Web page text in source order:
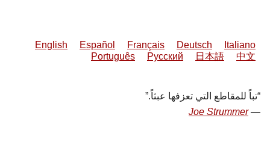
English Español Français Deutsch
Italiano
Português
Русский 日本語 中文
تباً للمقاطع التي تعزفها عبثاً.
Joe Strummer